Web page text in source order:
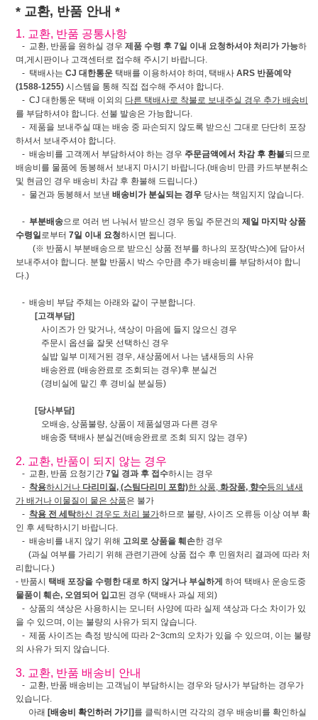
* 교환, 반품 안내 *
1. 교환, 반품 공통사항
- 교환, 반품을 원하실 경우 제품 수령 후 7일 이내 요청하셔야 처리가 가능하
며,게시판이나 고객센터로 접수해 주시기 바랍니다.
- 택배사는 CJ 대한통운 택배를 이용하셔야 하며, 택배사 ARS 반품예약
(1588-1255) 시스템을 통해 직접 접수해 주셔야 합니다.
- CJ 대한통운 택배 이외의 다른 택배사로 착불로 보내주실 경우 추가 배송비
를 부담하셔야 합니다. 선불 발송은 가능합니다.
- 제품을 보내주실 때는 배송 중 파손되지 않도록 받으신 그대로 단단히 포장
하셔서 보내주셔야 합니다.
- 배송비를 고객께서 부담하셔야 하는 경우 주문금액에서 차감 후 환불되므로
배송비를 물품에 동봉해서 보내지 마시기 바랍니다.(배송비 만큼 카드부분취소
및 현금인 경우 배송비 차감 후 환불해 드립니다.)
- 물건과 동봉해서 보낸 배송비가 분실되는 경우 당사는 책임지지 않습니다.
- 부분배송으로 여러 번 나눠서 받으신 경우 동일 주문건의 제일 마지막 상품
수령일로부터 7일 이내 요청하시면 됩니다.
(※ 반품시 부분배송으로 받으신 상품 전부를 하나의 포장(박스)에 담아서
보내주셔야 합니다. 분할 반품시 박스 수만큼 추가 배송비를 부담하셔야 합니
다.)
- 배송비 부담 주체는 아래와 같이 구분합니다.
[고객부담]
사이즈가 안 맞거나, 색상이 마음에 들지 않으신 경우
주문시 옵션을 잘못 선택하신 경우
실밥 일부 미제거된 경우, 새상품에서 나는 냄새등의 사유
배송완료 (배송완료로 조회되는 경우)후 분실건
(경비실에 맡긴 후 경비실 분실등)
[당사부담]
오배송, 상품불량, 상품이 제품설명과 다른 경우
배송중 택배사 분실건(배송완료로 조회 되지 않는 경우)
2. 교환, 반품이 되지 않는 경우
- 교환, 반품 요청기간 7일 경과 후 접수하시는 경우
- 착용하시거나 다리미질, (스팀다리미 포함)한 상품, 화장품, 향수등의 냄새
가 배거나 이물질이 뭍은 상품은 불가
- 착용 전 세탁하신 경우도 처리 불가하므로 불량, 사이즈 오류등 이상 여부 확
인 후 세탁하시기 바랍니다.
- 배송비를 내지 않기 위해 고의로 상품을 훼손한 경우
(과실 여부를 가리기 위해 관련기관에 상품 접수 후 민원처리 결과에 따라 처
리합니다.)
- 반품시 택배 포장을 수령한 대로 하지 않거나 부실하게 하여 택배사 운송도중
물품이 훼손, 오염되어 입고된 경우 (택배사 과실 제외)
- 상품의 색상은 사용하시는 모니터 사양에 따라 실제 색상과 다소 차이가 있
을 수 있으며, 이는 불량의 사유가 되지 않습니다.
- 제품 사이즈는 측정 방식에 따라 2~3cm의 오차가 있을 수 있으며, 이는 불량
의 사유가 되지 않습니다.
3. 교환, 반품 배송비 안내
- 교환, 반품 배송비는 고객님이 부담하시는 경우와 당사가 부담하는 경우가
있습니다.
아래 [배송비 확인하러 가기] 를 클릭하시면 각각의 경우 배송비를 확인하실